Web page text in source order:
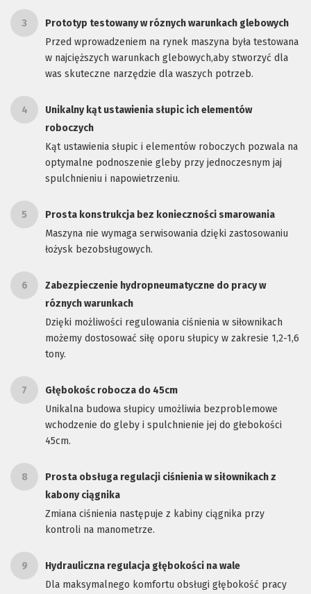
3
Prototyp testowany w róznych warunkach glebowych
Przed wprowadzeniem na rynek maszyna była testowana
w najcięższych warunkach glebowych,aby stworzyć dla
was skuteczne narzędzie dla waszych potrzeb.
4
Unikalny kąt ustawienia słupic ich elementów
roboczych
Kąt ustawienia słupic i elementów roboczych pozwala na
optymalne podnoszenie gleby przy jednoczesnym jaj
spulchnieniu i napowietrzeniu.
5
Prosta konstrukcja bez konieczności smarowania
Maszyna nie wymaga serwisowania dzięki zastosowaniu
łożysk bezobsługowych.
6
Zabezpieczenie hydropneumatyczne do pracy w
róznych warunkach
Dzięki możliwości regulowania ciśnienia w siłownikach
możemy dostosować siłę oporu słupicy w zakresie 1,2-1,6
tony.
7
Głębokośc robocza do 45cm
Unikalna budowa słupicy umożliwia bezproblemowe
wchodzenie do gleby i spulchnienie jej do głebokości
45cm.
8
Prosta obsługa regulacji ciśnienia w siłownikach z
kabony ciągnika
Zmiana ciśnienia następuje z kabiny ciągnika przy
kontroli na manometrze.
9
Hydrauliczna regulacja głębokości na wale
Dla maksymalnego komfortu obsługi głębokość pracy